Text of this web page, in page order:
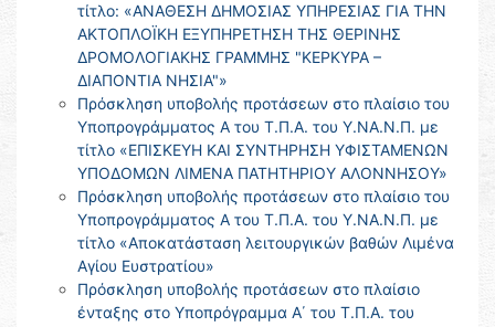
τίτλο: «ΑΝΑΘΕΣΗ ΔΗΜΟΣΙΑΣ ΥΠΗΡΕΣΙΑΣ ΓΙΑ ΤΗΝ
ΑΚΤΟΠΛΟΪΚΗ ΕΞΥΠΗΡΕΤΗΣΗ ΤΗΣ ΘΕΡΙΝΗΣ
ΔΡΟΜΟΛΟΓΙΑΚΗΣ ΓΡΑΜΜΗΣ "ΚΕΡΚΥΡΑ –
ΔΙΑΠΟΝΤΙΑ ΝΗΣΙΑ"»
Πρόσκληση υποβολής προτάσεων στο πλαίσιο του
Υποπρογράμματος Α του Τ.Π.Α. του Υ.ΝΑ.Ν.Π. με
τίτλο «ΕΠΙΣΚΕΥΗ ΚΑΙ ΣΥΝΤΗΡΗΣΗ ΥΦΙΣΤΑΜΕΝΩΝ
ΥΠΟΔΟΜΩΝ ΛΙΜΕΝΑ ΠΑΤΗΤΗΡΙΟΥ ΑΛΟΝΝΗΣΟΥ»
Πρόσκληση υποβολής προτάσεων στο πλαίσιο του
Υποπρογράμματος Α του Τ.Π.Α. του Υ.ΝΑ.Ν.Π. με
τίτλο «Αποκατάσταση λειτουργικών βαθών Λιμένα
Αγίου Ευστρατίου»
Πρόσκληση υποβολής προτάσεων στο πλαίσιο
ένταξης στο Υποπρόγραμμα Α΄ του Τ.Π.Α. του